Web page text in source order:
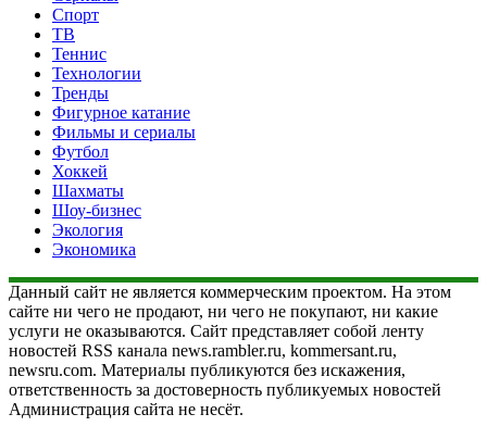
Спорт
ТВ
Теннис
Технологии
Тренды
Фигурное катание
Фильмы и сериалы
Футбол
Хоккей
Шахматы
Шоу-бизнес
Экология
Экономика
Данный сайт не является коммерческим проектом. На этом
сайте ни чего не продают, ни чего не покупают, ни какие
услуги не оказываются. Сайт представляет собой ленту
новостей RSS канала news.rambler.ru, kommersant.ru,
newsru.com. Материалы публикуются без искажения,
ответственность за достоверность публикуемых новостей
Администрация сайта не несёт.